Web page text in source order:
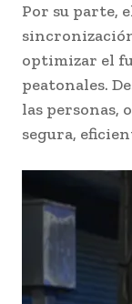
Por su parte,
optimizar el
peatonales.
las personas,
segura,